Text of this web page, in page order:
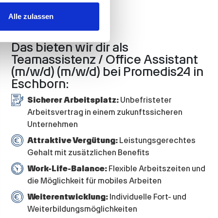
anbieten zu können
Verwendung unserer
diese Informationen
Alle zulassen
Gehalt
Das bieten wir dir als
Teamassistenz / Office Assistant
(m/w/d) (m/w/d) bei Promedis24 in
Eschborn:
Sicherer Arbeitsplatz: Unbefristeter
Arbeitsvertrag in einem zukunftssicheren
Unternehmen
Attraktive Vergütung: Leistungsgerechtes
Gehalt mit zusätzlichen Benefits
Work-Life-Balance: Flexible Arbeitszeiten und
die Möglichkeit für mobiles Arbeiten
Weiterentwicklung: Individuelle Fort- und
Weiterbildungsmöglichkeiten